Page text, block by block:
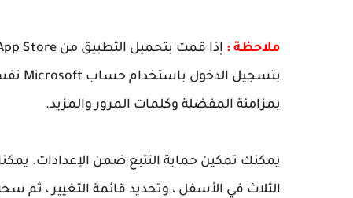
ملاحظة : إذا قمت بتحميل التطبيق من Apple App Store أو Google Play Store
بمزامنة المفضلة وكلمات المرور والمزيد.
الثلاث في الأسفل ، وتحديد قائمة التغيير ،